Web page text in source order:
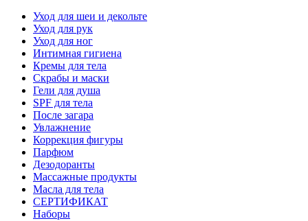
Уход для шеи и декольте
Уход для рук
Уход для ног
Интимная гигиена
Кремы для тела
Скрабы и маски
Гели для душа
SPF для тела
После загара
Увлажнение
Коррекция фигуры
Парфюм
Дезодоранты
Массажные продукты
Масла для тела
СЕРТИФИКАТ
Наборы